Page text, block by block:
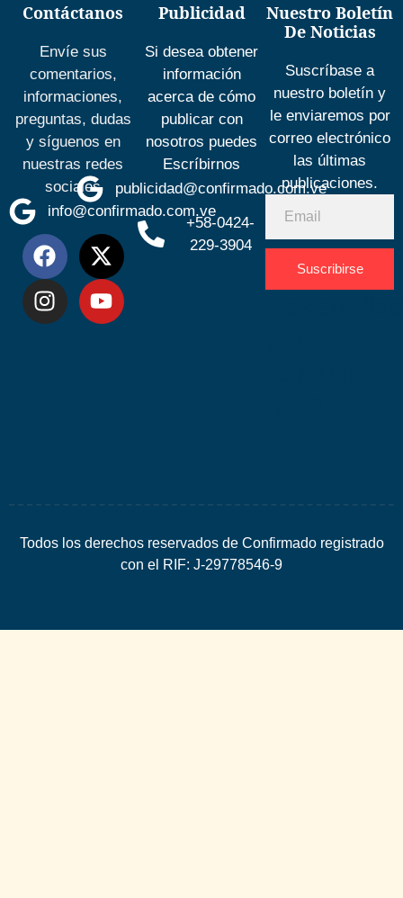
Contáctanos
Envíe sus
comentarios,
informaciones,
preguntas, dudas
y síguenos en
nuestras redes
sociales
info@confirmado.com.ve
Publicidad
Si desea obtener
información
acerca de cómo
publicar con
nosotros puedes
Escríbirnos
publicidad@confirmado.com.ve
+58-0424-
229-3904
Nuestro Boletín
De Noticias
Suscríbase a
nuestro boletín y
le enviaremos por
correo electrónico
las últimas
publicaciones.
Suscribirse
Todos los derechos reservados de Confirmado registrado
con el RIF: J-29778546-9